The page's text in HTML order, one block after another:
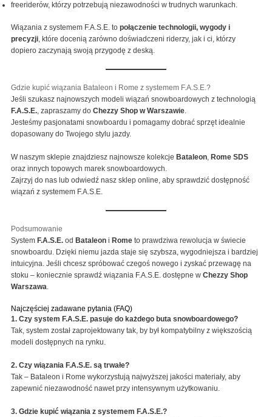
freeriderów, którzy potrzebują niezawodności w trudnych warunkach.
Wiązania z systemem F.A.S.E. topołączenie technologii, wygody i
precyzji, które docenią zarówno doświadczeni riderzy, jak i ci, którzy
dopiero zaczynają swoją przygodę z deską.
Gdzie kupić wiązania Bataleon i Rome z systemem F.A.S.E.?
Jeśli szukasz najnowszych modeli wiązań snowboardowych z technologią
F.A.S.E., zapraszamy doChezzy Shop w Warszawie.
Jesteśmy pasjonatami snowboardu i pomagamy dobrać sprzęt idealnie
dopasowany do Twojego stylu jazdy.
W naszym sklepie znajdziesz najnowsze kolekcje Bataleon, Rome SDS
oraz innych topowych marek snowboardowych.
Zajrzyj do nas lub odwiedź nasz sklep online, aby sprawdzić dostępność
wiązań z systemem F.A.S.E.
Podsumowanie
System F.A.S.E. od Bataleon i Rome to prawdziwa rewolucja w świecie
snowboardu. Dzięki niemu jazda staje się szybsza, wygodniejsza i bardziej
intuicyjna. Jeśli chcesz spróbować czegoś nowego i zyskać przewagę na
stoku – koniecznie sprawdź wiązania F.A.S.E. dostępne wChezzy Shop
Warszawa.
Najczęściej zadawane pytania (FAQ)
1. Czy system F.A.S.E. pasuje do każdego buta snowboardowego?
Tak, system został zaprojektowany tak, by był kompatybilny z większością
modeli dostępnych na rynku.
2. Czy wiązania F.A.S.E. są trwałe?
Tak – Bataleon i Rome wykorzystują najwyższej jakości materiały, aby
zapewnić niezawodność nawet przy intensywnym użytkowaniu.
3. Gdzie kupić wiązania z systemem F.A.S.E.?